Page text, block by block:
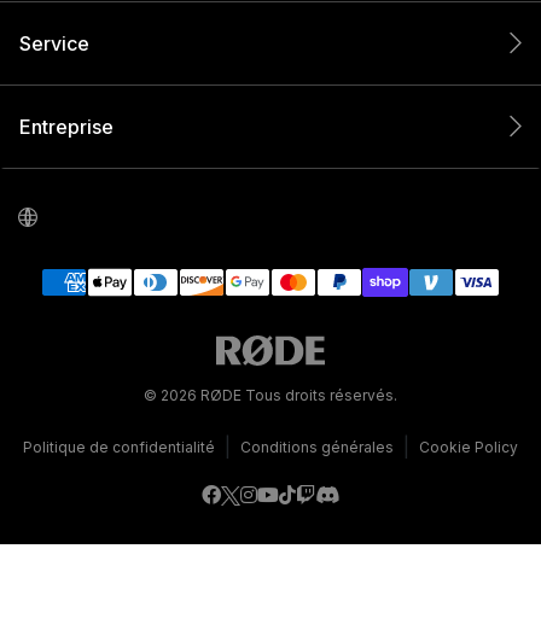
Service
Entreprise
© 2026 RØDE Tous droits réservés.
Politique de confidentialité Conditions générales Cookie Policy